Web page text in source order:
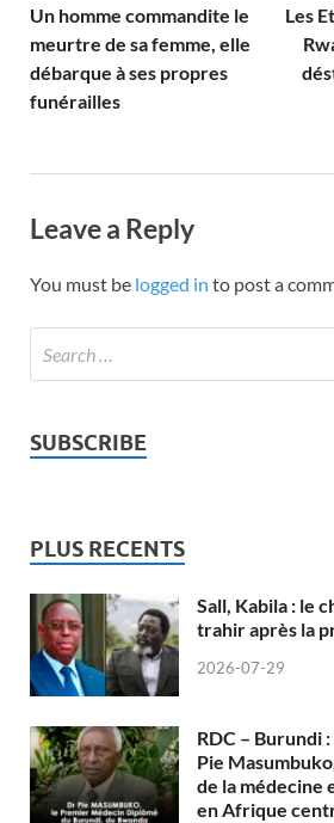
Un homme commandite le
meurtre de sa femme, elle
débarque à ses propres
funérailles
Les
Leave a Reply
You must be logged in to post a
SUBSCRIBE
PLUS RECENTS
Sall, Kabila : le
trahir après la
2026-07-29
RDC – Burundi
Pie
de la médecine
en Afrique